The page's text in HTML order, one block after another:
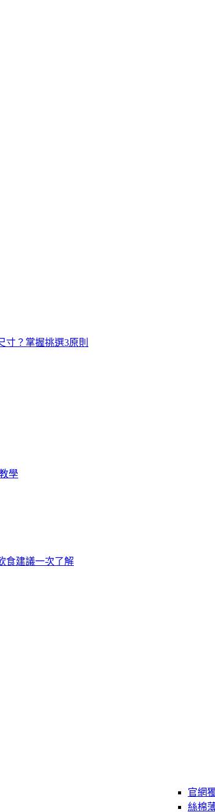
寸？掌握挑選3原則
學
食建議一次了解
官網
絲棉